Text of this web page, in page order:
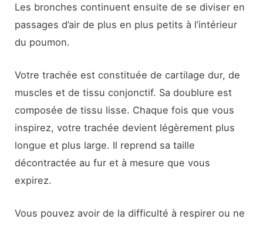
Les bronches continuent ensuite de se diviser en
passages d’air de plus en plus petits à l’intérieur
du poumon.
Votre trachée est constituée de cartilage dur, de
muscles et de tissu conjonctif. Sa doublure est
composée de tissu lisse. Chaque fois que vous
inspirez, votre trachée devient légèrement plus
longue et plus large. Il reprend sa taille
décontractée au fur et à mesure que vous
expirez.
Vous pouvez avoir de la difficulté à respirer ou ne